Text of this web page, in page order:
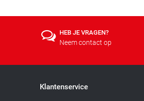
HEB JE VRAGEN?
Neem contact op
Klantenservice